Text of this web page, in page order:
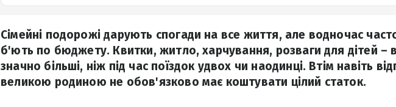
Сімейні подорожі дарують спогади на все життя, але водночас
б'ють по бюджету. Квитки, житло, харчування, розваги для дітей –
значно більші, ніж під час поїздок удвох чи наодинці. Втім навіть
великою родиною не обов'язково має коштувати цілий статок.